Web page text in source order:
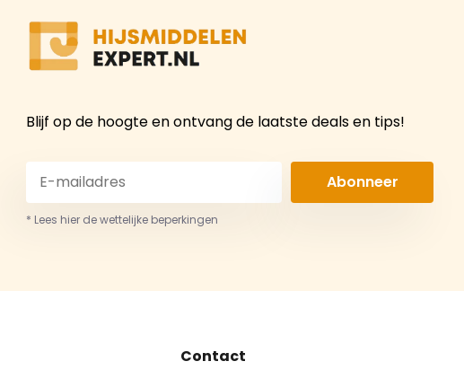
Blijf op de hoogte en ontvang de laatste deals en tips!
Abonneer
* Lees hier de wettelijke beperkingen
Contact